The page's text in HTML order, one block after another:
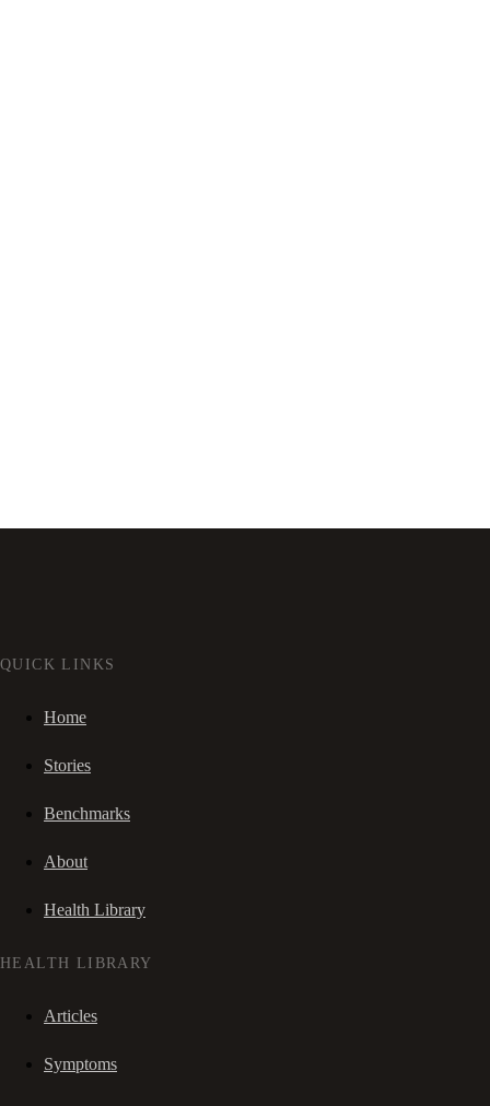
QUICK LINKS
Home
Stories
Benchmarks
About
Health Library
HEALTH LIBRARY
Articles
Symptoms